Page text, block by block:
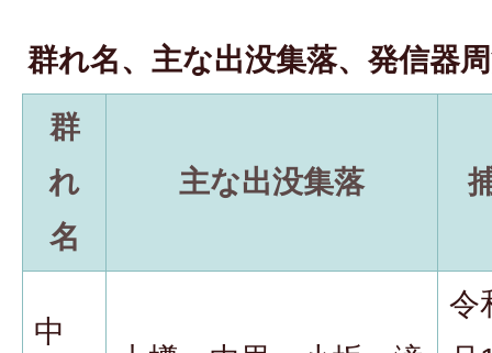
群れ名、主な出没集落、発信器
群
れ
名
主な出没集落
中
令